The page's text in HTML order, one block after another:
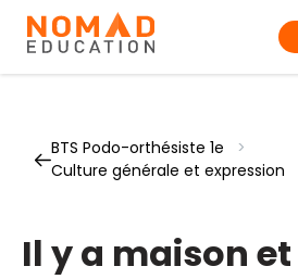
BTS Podo-orthésiste 1e
>
Culture générale et expression
Il y a maison